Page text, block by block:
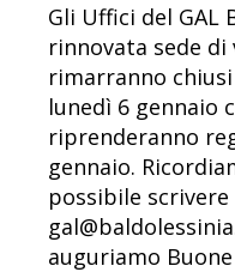
Gli Uffici del GAL
rinnovata sede di
rimarranno
lunedì 6 gennaio
riprenderanno
gennaio.
possibile scrivere
auguriamo